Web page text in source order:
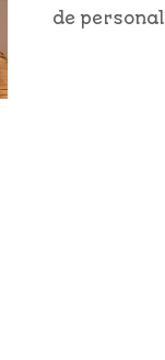
de